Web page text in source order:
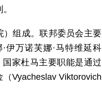
）组成。联邦委员会主要
伊万诺芙娜·马特维延科
国家杜马主要职能是通过
Vyacheslav Viktorovich